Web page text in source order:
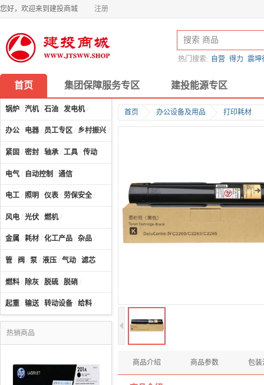
您好，欢迎来到建投商城 注册
热门搜索: 自营 得力 震坤
首页 集团保障服务专区 建投能源专区
锅炉 / 汽机/ 石油 / 发电机/
办公 / 电器 / 员工专区 / 乡村振兴 /
紧固 / 密封 / 轴承 / 工具 / 传动
电气 / 自动控制 / 通信
电工 / 照明 / 仪表 / 劳保安全 /
风电 / 光伏 / 燃机/
金属 / 耗材 / 化工产品 / 杂品 /
管 / 阀 / 泵 / 液压 / 气动 / 滤芯
燃料 / 除灰 / 脱硫 / 脱硝 /
起重 / 输送/ 转动设备 / 给料 /
热销商品
首页 办公设备及用品 打印耗材
商品介绍 商品参数 包装